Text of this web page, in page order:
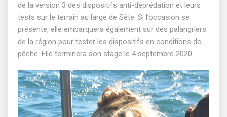
de la version 3 des dispositifs anti-déprédation et leurs
tests sur le terrain au large de Sète. Si l’occasion se
présente, elle embarquera également sur des palangriers
de la région pour tester les dispositifs en conditions de
pêche. Elle terminera son stage le 4 septembre 2020.